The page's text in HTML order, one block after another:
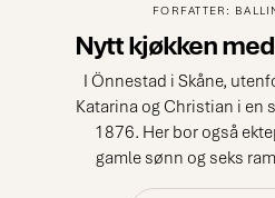
FORFATTER:
Nytt kjøkken
I Önnestad i Skåne,
Katarina og Christian i en
1876. Her bor også
gamle sønn og seks